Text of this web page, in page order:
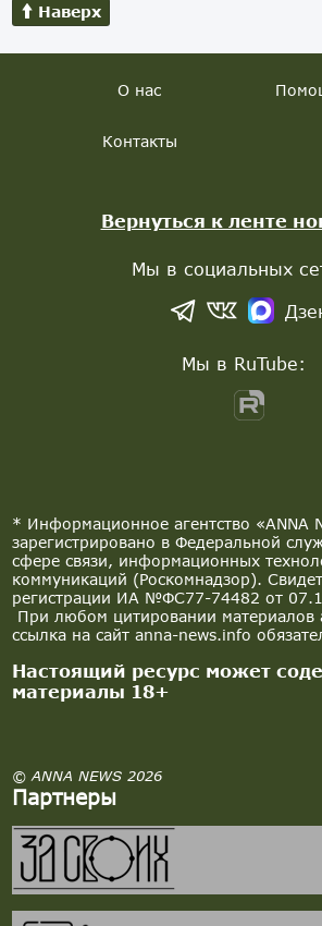
Наверх
* Информационное агентство «ANNA
зарегистрировано в Федеральной
сфере связи, информационных
коммуникаций (Роскомнадзор).
регистрации ИА №ФС77-74482 от
При любом цитировании материалов
ссылка на сайт anna-news.info
Настоящий ресурс может
материалы 18+
© ANNA NEWS 2026
Партнеры
О нас
Контакты
Вернуться к ленте
Мы в социальных
Мы в RuTube: